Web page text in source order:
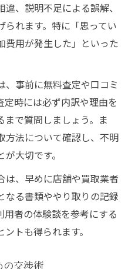
、説明不足による誤解、
られます。特に「思ってい
費用が発生した」といった
、事前に無料査定や口コミ
時には必ず内訳や理由を
まで質問しましょう。ま
方法について確認し、不明
大切です。
は、早めに店舗や買取業者
なる書類ややり取りの記録
用者の体験談を参考にする
トも得られます。
の交渉術